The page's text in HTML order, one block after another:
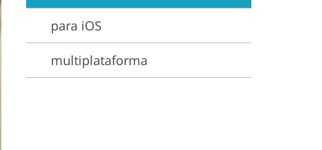
para iOS
multiplataforma